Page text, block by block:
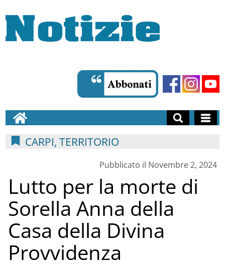
CARPI, TERRITORIO
Pubblicato il Novembre 2, 2024
Lutto per la morte di
Sorella Anna della
Casa della Divina
Provvidenza